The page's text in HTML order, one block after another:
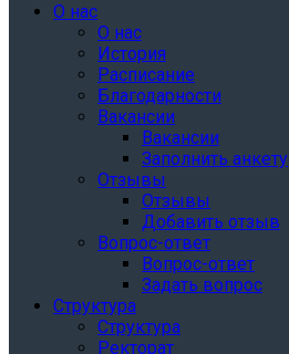
О нас
О нас
История
Расписание
Благодарности
Вакансии
Вакансии
Заполнить анкету
Отзывы
Отзывы
Добавить отзыв
Вопрос-ответ
Вопрос-ответ
Задать вопрос
Структура
Структура
Ректорат